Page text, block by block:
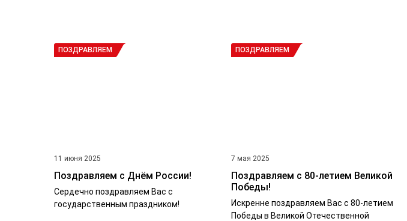
ПОЗДРАВЛЯЕМ
11 июня 2025
Поздравляем с Днём России!
Сердечно поздравляем Вас с
государственным праздником!
ПОЗДРАВЛЯЕМ
7 мая 2025
Поздравляем с 80-летием Великой
Победы!
Искренне поздравляем Вас с 80-летием
Победы в Великой Отечественной